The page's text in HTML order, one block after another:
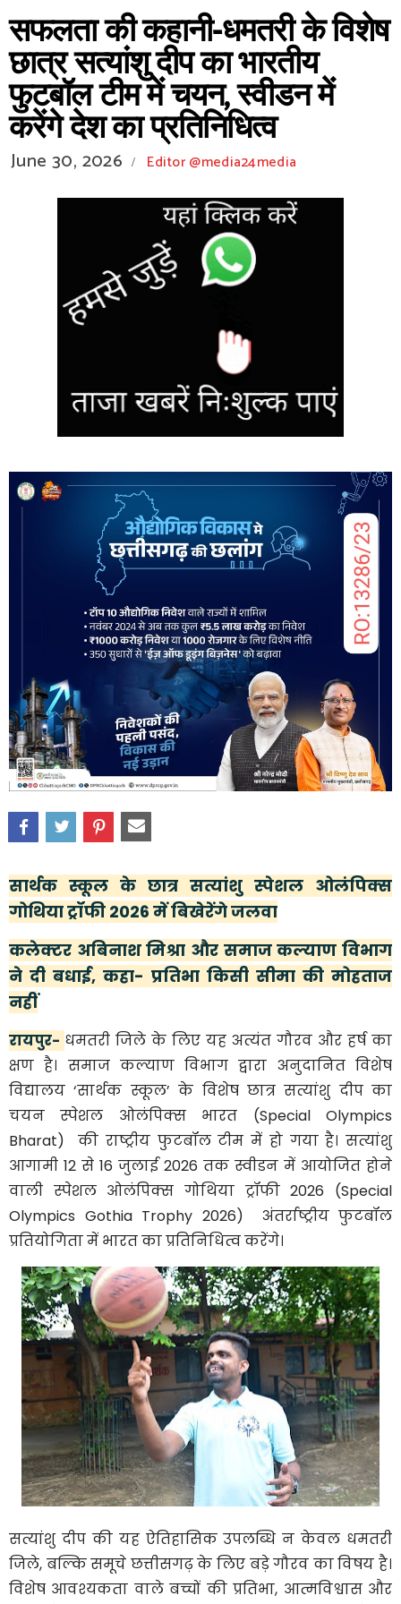
सफलता की कहानी-धमतरी के विशेष
छात्र सत्यांशु दीप का भारतीय
फुटबॉल टीम में चयन, स्वीडन में
करेंगे देश का प्रतिनिधित्व
June 30, 2026 / Editor @media24media
सार्थक स्कूल के छात्र सत्यांशु स्पेशल ओलंपिक्स
गोथिया ट्रॉफी 2026 में बिखेरेंगे जलवा
कलेक्टर अबिनाश मिश्रा और समाज कल्याण विभाग
ने दी बधाई, कहा- प्रतिभा किसी सीमा की मोहताज
नहीं
रायपुर- धमतरी जिले के लिए यह अत्यंत गौरव और हर्ष का
क्षण है। समाज कल्याण विभाग द्वारा अनुदानित विशेष
विद्यालय ‘सार्थक स्कूल’ के विशेष छात्र सत्यांशु दीप का
चयन स्पेशल ओलंपिक्स भारत (Special Olympics
Bharat) की राष्ट्रीय फुटबॉल टीम में हो गया है। सत्यांशु
आगामी 12 से 16 जुलाई 2026 तक स्वीडन में आयोजित होने
वाली स्पेशल ओलंपिक्स गोथिया ट्रॉफी 2026 (Special
Olympics Gothia Trophy 2026) अंतर्राष्ट्रीय फुटबॉल
प्रतियोगिता में भारत का प्रतिनिधित्व करेंगे।
सत्यांशु दीप की यह ऐतिहासिक उपलब्धि न केवल धमतरी
जिले, बल्कि समूचे छत्तीसगढ़ के लिए बड़े गौरव का विषय है।
विशेष आवश्यकता वाले बच्चों की प्रतिभा, आत्मविश्वास और